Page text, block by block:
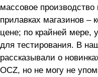
массовое
прилавках магазинов –
цене; по крайней мере,
для тестирования. В
рассказывали о
OCZ, но не могу не